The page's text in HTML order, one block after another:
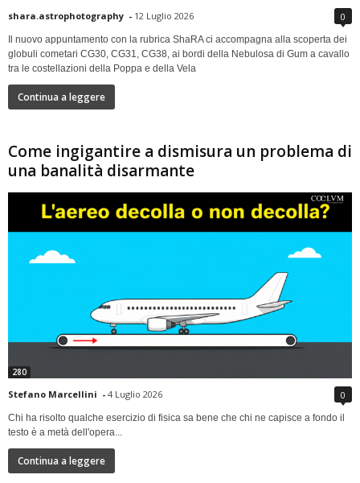
shara.astrophotography - 12 Luglio 2026 0
Il nuovo appuntamento con la rubrica ShaRA ci accompagna alla scoperta dei
globuli cometari CG30, CG31, CG38, ai bordi della Nebulosa di Gum a cavallo
tra le costellazioni della Poppa e della Vela
Continua a leggere
Come ingigantire a dismisura un problema di
una banalità disarmante
280
Stefano Marcellini - 4 Luglio 2026 0
Chi ha risolto qualche esercizio di fisica sa bene che chi ne capisce a fondo il
testo è a metà dell'opera...
Continua a leggere